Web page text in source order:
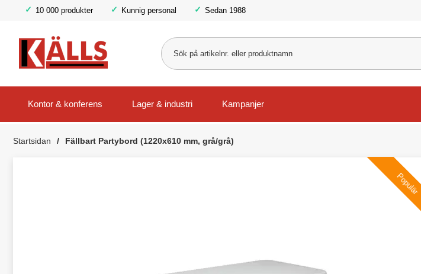
10 000 produkter Kunnig personal Sedan 1988
Kontor & konferens Lager & industri Kampanjer
Startsidan Fällbart Partybord (1220x610 mm, grå/grå)
Populär